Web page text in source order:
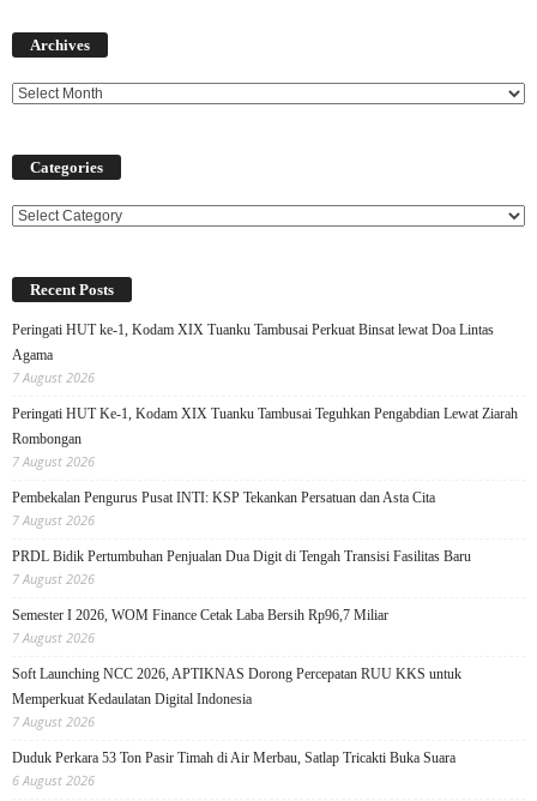
Archives
Categories
Categories
Recent Posts
Peringati HUT ke-1, Kodam XIX Tuanku Tambusai Perkuat Binsat lewat Doa Lintas
Agama
7 August 2026
Peringati HUT Ke-1, Kodam XIX Tuanku Tambusai Teguhkan Pengabdian Lewat Ziarah
Rombongan
7 August 2026
Pembekalan Pengurus Pusat INTI: KSP Tekankan Persatuan dan Asta Cita
7 August 2026
PRDL Bidik Pertumbuhan Penjualan Dua Digit di Tengah Transisi Fasilitas Baru
7 August 2026
Semester I 2026, WOM Finance Cetak Laba Bersih Rp96,7 Miliar
7 August 2026
Soft Launching NCC 2026, APTIKNAS Dorong Percepatan RUU KKS untuk
Memperkuat Kedaulatan Digital Indonesia
7 August 2026
Duduk Perkara 53 Ton Pasir Timah di Air Merbau, Satlap Tricakti Buka Suara
6 August 2026